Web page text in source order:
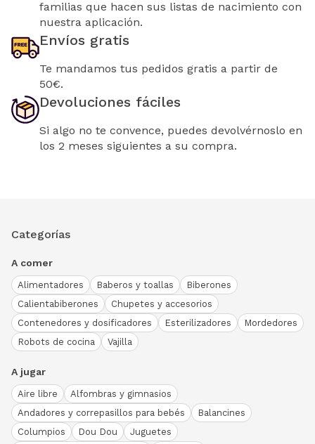
familias que hacen sus listas de nacimiento con
nuestra aplicación.
Envíos gratis
Te mandamos tus pedidos gratis a partir de
50€.
Devoluciones fáciles
Si algo no te convence, puedes devolvérnoslo en
los 2 meses siguientes a su compra.
Categorías
A comer
Alimentadores Baberos y toallas
Biberones
Calientabiberones
Chupetes y accesorios
Contenedores y dosificadores
Esterilizadores
Mordedores
Robots de cocina
Vajilla
A jugar
Aire libre
Alfombras y gimnasios
Andadores y correpasillos para bebés
Balancines
Columpios
Dou Dou
Juguetes